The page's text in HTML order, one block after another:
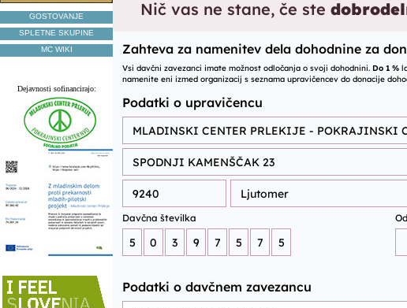
GOSTOVANJE
SPLETNE SKUPINE
MC WIKI
Dejavnosti sofinancirajo: